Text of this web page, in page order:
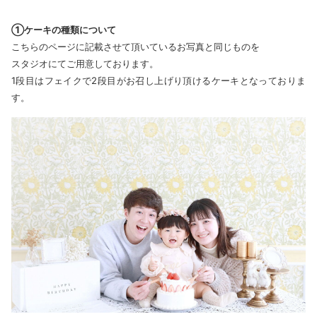
①ケーキの種類について
こちらのページに記載させて頂いているお写真と同じものを
スタジオにてご用意しております。
1段目はフェイクで2段目がお召し上げり頂けるケーキとなっておりま
す。